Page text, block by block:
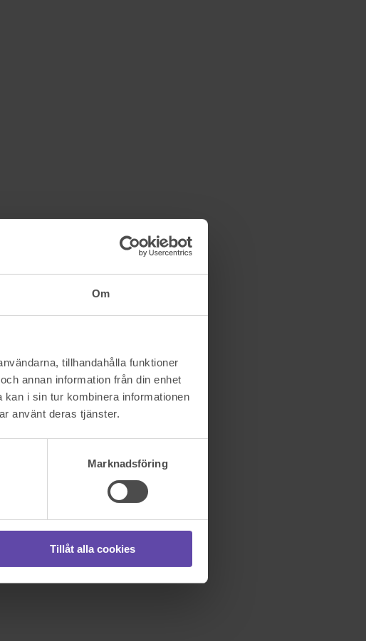
Om
tillhandahålla funktioner
annan information från din enhet
i sin tur kombinera informationen
använt deras tjänster.
Marknadsföring
Tillåt alla cookies